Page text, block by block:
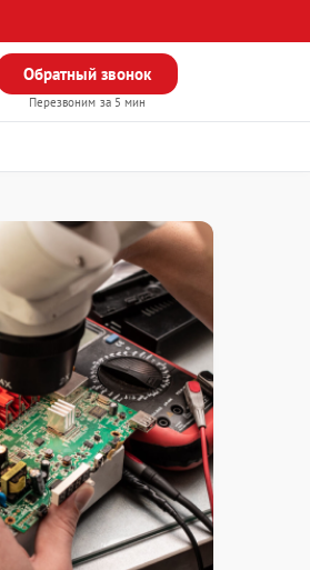
Обратный звонок
Перезвоним за 5 мин